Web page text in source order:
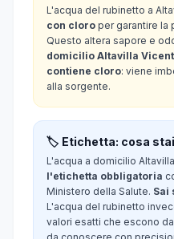
L'acqua del rubinetto a
con cloro per garantire la
Questo altera sapore e
domicilio Altavilla
contiene cloro: viene
alla sorgente.
🏷️ Etichetta: cosa stai
L'acqua a domicilio
l'etichetta obbligatoria
Ministero della Salute. Sai
L'acqua del rubinetto
valori esatti che escono